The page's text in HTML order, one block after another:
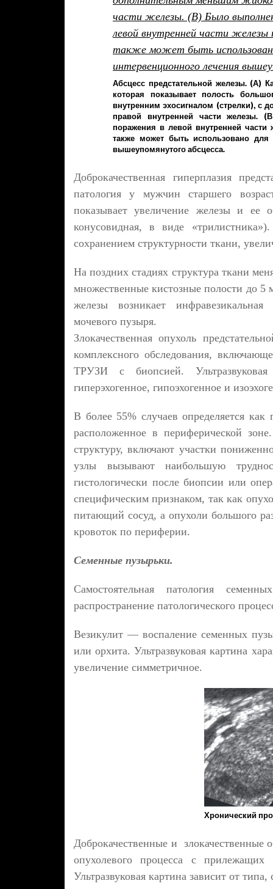
Абсцесс предстательной железы. (А)
которая показывает полость
внутренним эхосигналом (стрелки),
правой внутренней части железы.
поражения в левой внутренней
также может быть использовано для
вышеупомянутого абсцесса.
Доброкачественная гиперплазия
патология у мужчин старшего
показывает увеличение железы и
конусовидная, в виде
сохранением структурности ткани,
На поздних стадиях структура ткани
множественные кистозные полости до 5
железы возникает инфравезикальная
мочевого пузыря.
Злокачественная опухоль
комплексного обследования,
ТРУЗИ с биопсией.
гиперэхогенное, гипоэхогенное и
В более 55% случаев определяется как
расположенное в периферической
структуру, включают участки
узлы вызывают наибольшую
гистологически после биопсии или
специфическим признаком, так как
питающий сосуд, а опухоли большого
кровоток по периферии.
Семенные пузырьки.
Самостоятельная патология
распространение патологического
Везикулит — воспаление семенных
или орхита. Ультразвуковая картина
увеличение симметричное.
Хронический
Доброкачественные и злокачественные
опухолевого процесса с прилежащих
Ультразвуковая картина зависит от